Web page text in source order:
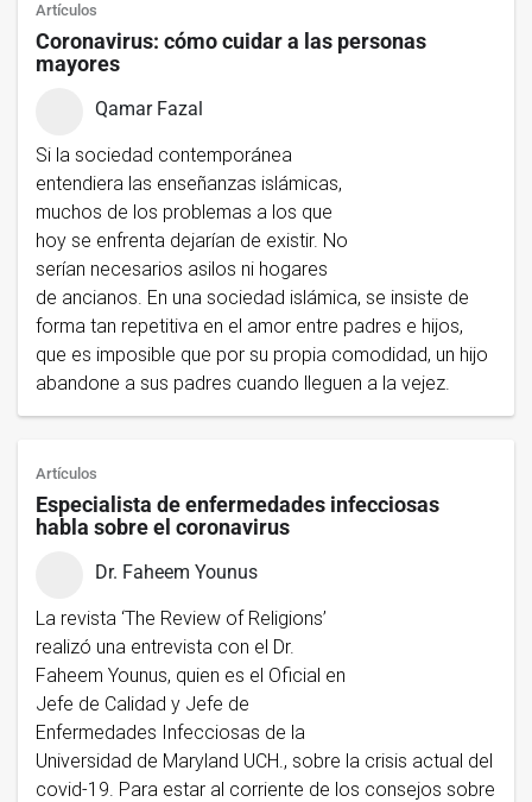
Artículos
Coronavirus: cómo cuidar a las personas
mayores
Qamar Fazal
Si la sociedad contemporánea
entendiera las enseñanzas islámicas,
muchos de los problemas a los que
hoy se enfrenta dejarían de existir. No
serían necesarios asilos ni hogares
de ancianos. En una sociedad islámica, se insiste de
forma tan repetitiva en el amor entre padres e hijos,
que es imposible que por su propia comodidad, un hijo
abandone a sus padres cuando lleguen a la vejez.
Artículos
Especialista de enfermedades infecciosas
habla sobre el coronavirus
Dr. Faheem Younus
La revista ‘The Review of Religions’
realizó una entrevista con el Dr.
Faheem Younus, quien es el Oficial en
Jefe de Calidad y Jefe de
Enfermedades Infecciosas de la
Universidad de Maryland UCH., sobre la crisis actual del
covid-19. Para estar al corriente de los consejos sobre